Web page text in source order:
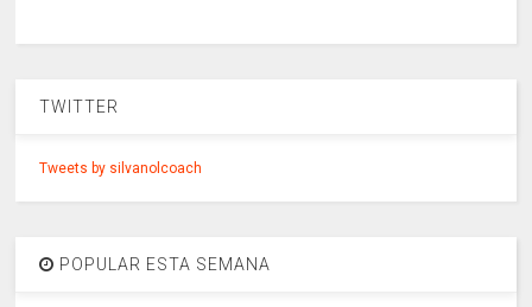
TWITTER
Tweets by silvanolcoach
POPULAR ESTA SEMANA